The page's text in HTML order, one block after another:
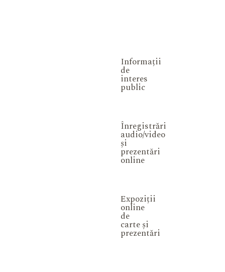
Informații
de
interes
public
Înregistrări
audio/video
și
prezentări
online
Expoziții
online
de
carte și
prezentări